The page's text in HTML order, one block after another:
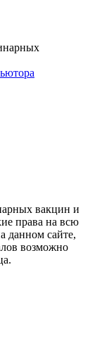
вакцин и
права на всю
данном сайте,
возможно